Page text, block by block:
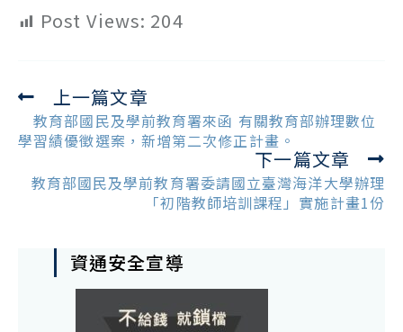
Post Views: 204
Read
more
articles
上一篇文章
教育部國民及學前教育署來函 有關教育部辦理數位
學習績優徵選案，新增第二次修正計畫。
下一篇文章
教育部國民及學前教育署委請國立臺灣海洋大學辦理
「初階教師培訓課程」實施計畫1份
資通安全宣導